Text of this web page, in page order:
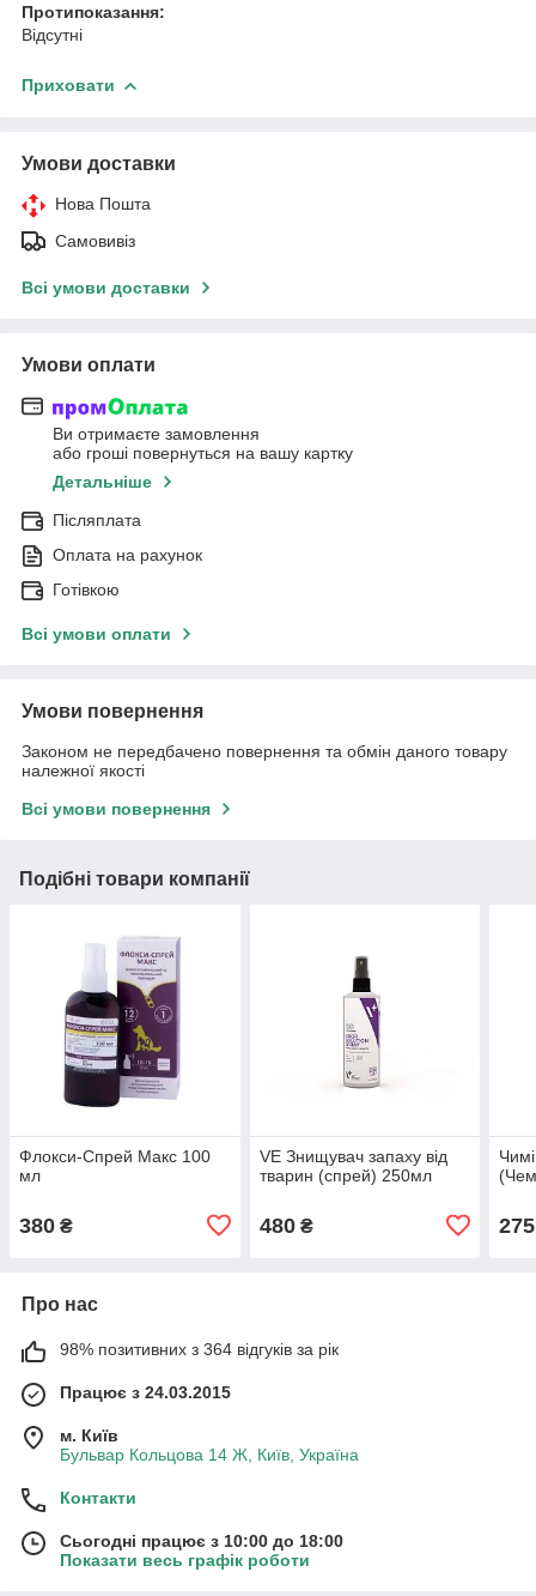
Протипоказання:
Відсутні
Приховати
Умови доставки
Нова Пошта
Самовивіз
Всі умови доставки
Умови оплати
Ви отримаєте замовлення
або гроші повернуться на вашу картку
Детальніше
Післяплата
Оплата на рахунок
Готівкою
Всі умови оплати
Умови повернення
Законом не передбачено повернення та обмін даного товару
належної якості
Всі умови повернення
Подібні товари компанії
Флокси-Спрей Макс 100
мл
380 ₴
VE Знищувач запаху від
тварин (спрей) 250мл
480₴ 275
Про нас
98% позитивних з 364 відгуків за рік
Працює з 24.03.2015
м. Київ
Бульвар Кольцова 14 Ж, Київ, Україна
Контакти
Сьогодні працює з 10:00 до 18:00
Показати весь графік роботи